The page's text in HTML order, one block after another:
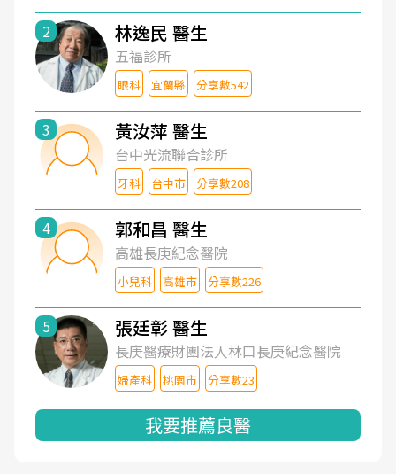
2 林逸民 醫生
五福診所
眼科 宜蘭縣 分享數542
3 黃汝萍 醫生
台中光流聯合診所
牙科 台中市 分享數208
4 郭和昌 醫生
高雄長庚紀念醫院
小兒科 高雄市 分享數226
5 張廷彰 醫生
長庚醫療財團法人林口長庚紀念醫院
婦產科 桃園市 分享數23
我要推薦良醫